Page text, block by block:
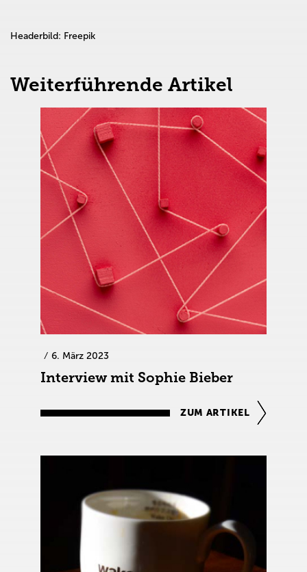
Headerbild: Freepik
Weiterführende Artikel
6. März 2023
Interview mit Sophie Bieber
ZUM ARTIKEL